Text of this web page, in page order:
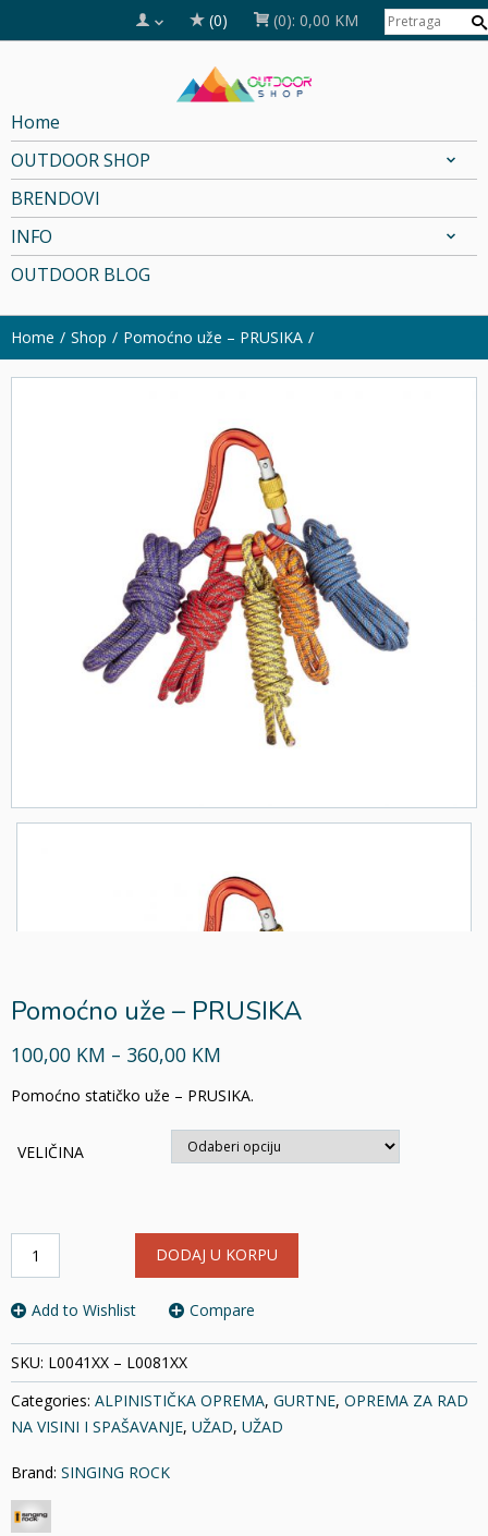
(0) (0): 0,00 KM
Home
OUTDOOR SHOP
BRENDOVI
INFO
OUTDOOR BLOG
Home Shop Pomoćno uže – PRUSIKA
Pomoćno uže – PRUSIKA
100,00 KM – 360,00 KM
Pomoćno statičko uže – PRUSIKA.
VELIČINA
uže
PRUSIKA
DODAJ U KORPU
Add to Wishlist Compare
SKU: L0041XX – L0081XX
Categories: ALPINISTIČKA OPREMA, GURTNE, OPREMA ZA RAD
NA VISINI I SPAŠAVANJE, UŽAD, UŽAD
Brand: SINGING ROCK